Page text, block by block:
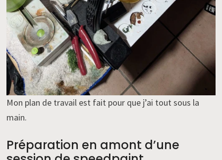
Mon plan de travail est fait pour que j’ai tout sous la
main.
Préparation en amont d’une